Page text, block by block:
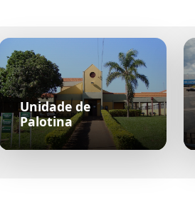
Unidade de
Palotina